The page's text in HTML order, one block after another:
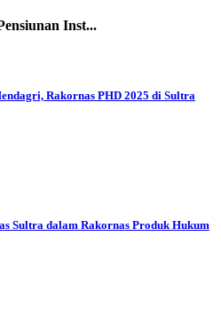
Inst...
Rakornas PHD 2025 di Sultra
Sultra dalam Rakornas Produk Hukum